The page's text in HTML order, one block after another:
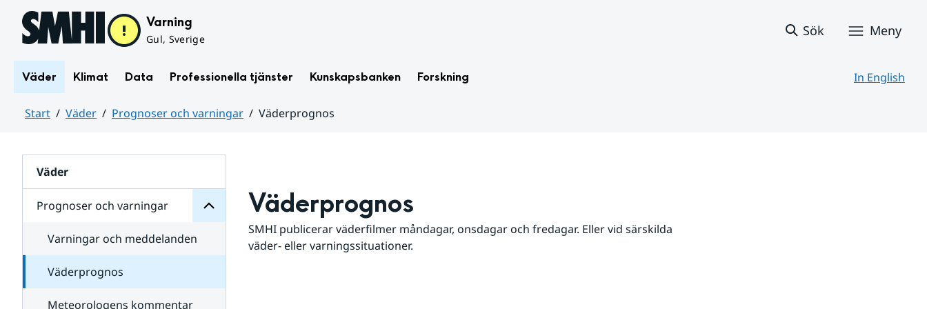
Hoppa till sidans innehåll Varning
Gul, Sverige
Sök Meny
Väder Klimat Data Professionella tjänster Kunskapsbanken Forskning In English
Start Väder Prognoser och varningar
Väderprognos
Väder
Prognoser och varningar
för
varningar
Varningar och meddelanden
Väderprognos
Meteorologens kommentar
Väderprognos
SMHI publicerar väderfilmer måndagar, onsdagar och fredagar. Eller vid särskilda
väder- eller varningssituationer.